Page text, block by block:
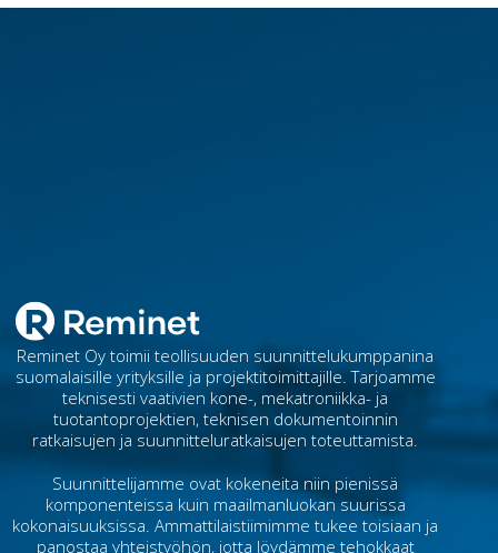
Reminet Oy toimii teollisuuden suunnittelukumppanina
suomalaisille yrityksille ja projektitoimittajille. Tarjoamme
teknisesti vaativien kone-, mekatroniikka- ja
tuotantoprojektien, teknisen dokumentoinnin
ratkaisujen ja suunnitteluratkaisujen toteuttamista.
Suunnittelijamme ovat kokeneita niin pienissä
komponenteissa kuin maailmanluokan suurissa
kokonaisuuksissa. Ammattilaistiimimme tukee toisiaan ja
panostaa yhteistyöhön, jotta löydämme tehokkaat